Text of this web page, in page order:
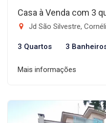
Casa à Venda com 3
Jd São Silvestre,
3 Quartos 3
Mais informações